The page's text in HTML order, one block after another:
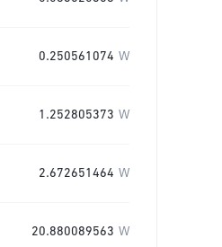
0.250561074 W
1.252805373 W
2.672651464 W
20.880089563 W